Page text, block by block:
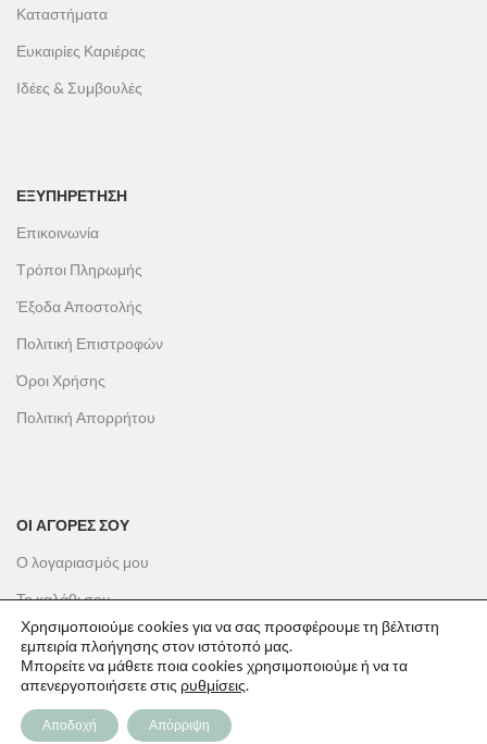
Καταστήματα
Ευκαιρίες Καριέρας
Ιδέες & Συμβουλές
ΕΞΥΠΗΡΕΤΗΣΗ
Επικοινωνία
Τρόποι Πληρωμής
Έξοδα Αποστολής
Πολιτική Επιστροφών
Όροι Χρήσης
Πολιτική Απορρήτου
ΟΙ ΑΓΟΡΕΣ ΣΟΥ
Ο λογαριασμός μου
Το καλάθι σου
Οι παραγγελίες σου
Λίστα επιθυμιών
Παρακολούθηση Παραγγελίας
Χρησιμοποιούμε cookies για να σας προσφέρουμε τη βέλτιστη
εμπειρία πλοήγησης στον ιστότοπό μας.
Μπορείτε να μάθετε ποια cookies χρησιμοποιούμε ή να τα
απενεργοποιήσετε στις ρυθμίσεις.
Αποδοχή Απόρριψη